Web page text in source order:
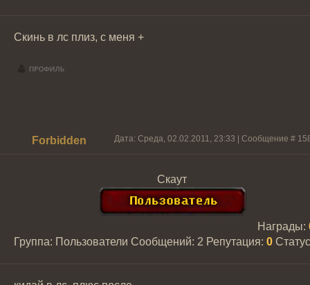
Скинь в лс плиз, с меня +
Forbidden Дата: Среда, 02.02.2011, 23:33 | Сообщение #
Скаут
Группа: Пользователи Сообщений: 2
Награды:
Репутация: 0